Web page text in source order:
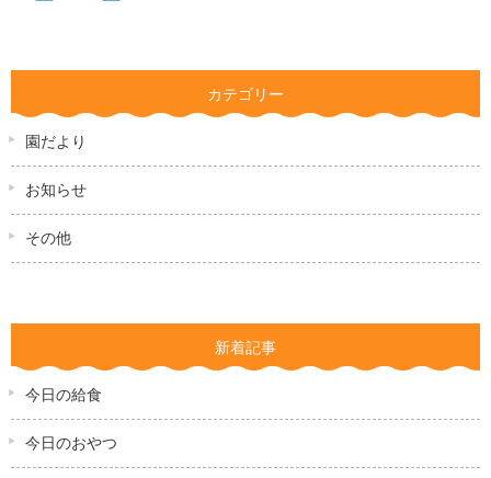
カテゴリー
園だより
お知らせ
その他
新着記事
今日の給食
今日のおやつ